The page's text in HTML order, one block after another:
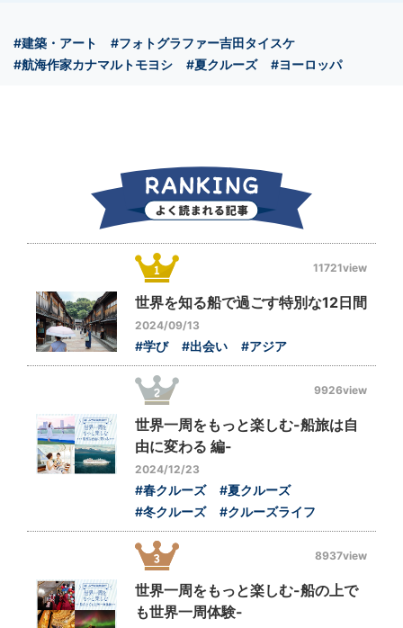
#建築・アート
#フォトグラファー吉田タイスケ
#航海作家カナマルトモヨシ
#夏クルーズ #ヨーロッパ
11721view
世界を知る船で過ごす特別な12日間
2024/09/13
#学び #出会い #アジア
9926view
世界一周をもっと楽しむ-船旅は自
由に変わる 編-
2024/12/23
#春クルーズ
#夏クルーズ
#冬クルーズ
#クルーズライフ
8937view
世界一周をもっと楽しむ-船の上で
も世界一周体験-